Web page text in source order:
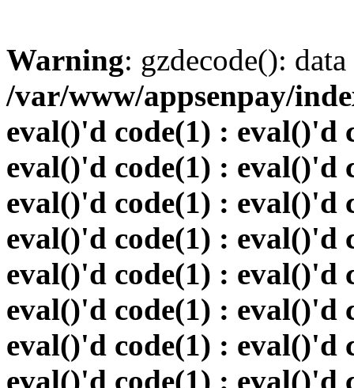
Warning: gzdecode():
/var/www/appsenpay/
eval()'d code(1) : eval()'d
eval()'d code(1) : eval()'d
eval()'d code(1) : eval()'d
eval()'d code(1) : eval()'d
eval()'d code(1) : eval()'d
eval()'d code(1) : eval()'d
eval()'d code(1) : eval()'d
eval()'d code(1) : eval()'d